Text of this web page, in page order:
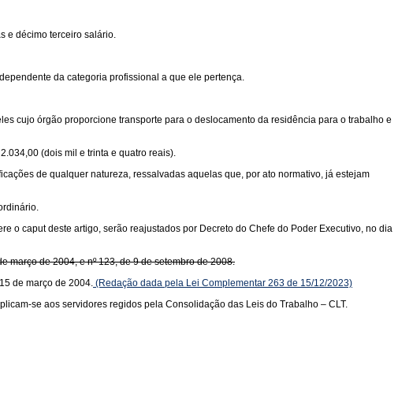
e décimo terceiro salário.
da categoria profissional a que ele pertença.
cujo órgão proporcione transporte para o deslocamento da residência para o trabalho e
(dois mil e trinta e quatro reais).
de qualquer natureza, ressalvadas aquelas que, por ato normativo, já estejam
o caput deste artigo, serão reajustados por Decreto do Chefe do Poder Executivo, no dia
março de 2004, e nº 123, de 9 de setembro de 2008.
de março de 2004. (Redação dada pela Lei Complementar 263 de 15/12/2023)
se aos servidores regidos pela Consolidação das Leis do Trabalho – CLT.